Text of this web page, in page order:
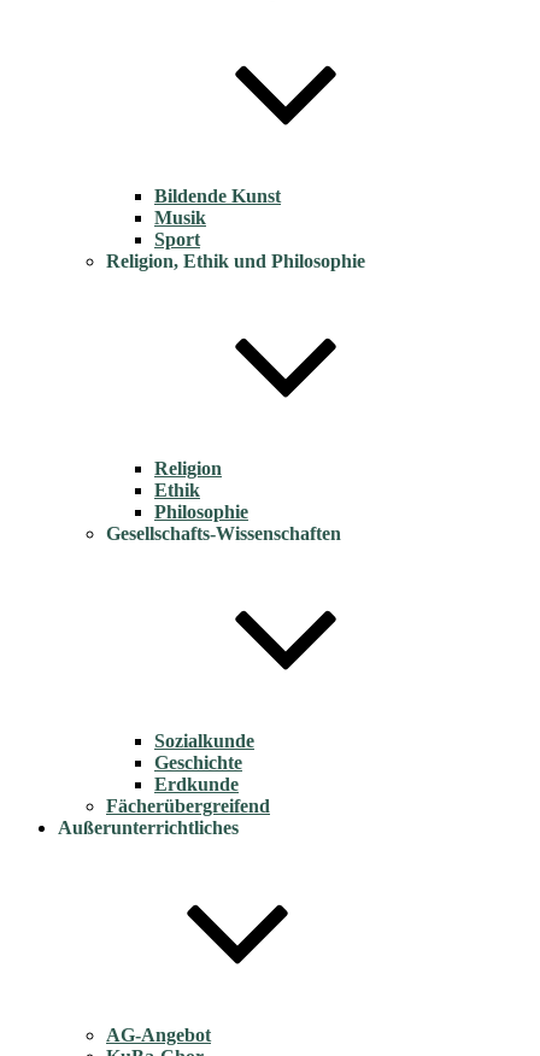
Bildende Kunst
Musik
Sport
Religion, Ethik und Philosophie
Religion
Ethik
Philosophie
Gesellschafts-Wissenschaften
Sozialkunde
Geschichte
Erdkunde
Fächerübergreifend
Außerunterrichtliches
AG-Angebot